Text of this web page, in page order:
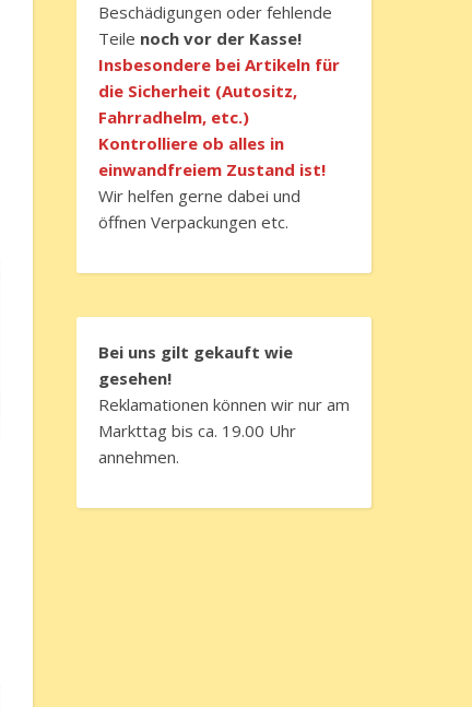
Beschädigungen oder fehlende
Teile noch vor der Kasse!
Insbesondere bei Artikeln für
die Sicherheit (Autositz,
Fahrradhelm, etc.)
Kontrolliere ob alles in
einwandfreiem Zustand ist!
Wir helfen gerne dabei und
öffnen Verpackungen etc.
Bei uns gilt gekauft wie
gesehen!
Reklamationen können wir nur am
Markttag bis ca. 19.00 Uhr
annehmen.